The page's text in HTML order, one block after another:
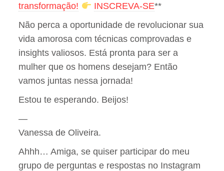
transformação!
INSCREVA-SE**
Não perca a oportunidade de revolucionar sua
vida amorosa com técnicas comprovadas e
insights valiosos. Está pronta para ser a
mulher que os homens desejam? Então
vamos juntas nessa jornada!
Estou te esperando. Beijos!
—
Vanessa de Oliveira.
Ahhh… Amiga, se quiser participar do meu
grupo de perguntas e respostas no Instagram